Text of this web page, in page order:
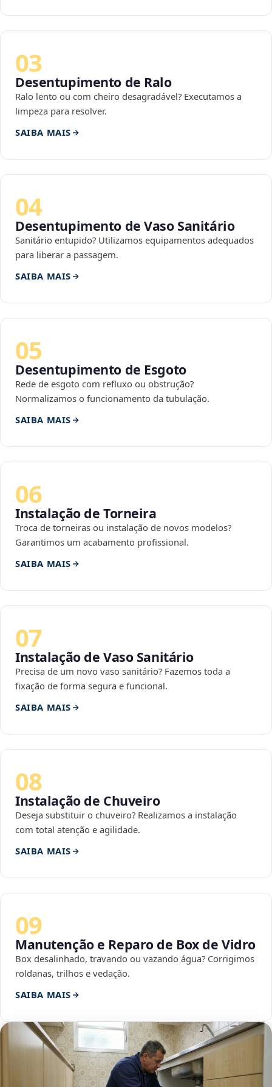
03
Desentupimento de Ralo
Ralo lento ou com cheiro desagradável? Executamos a
limpeza para resolver.
SAIBA MAIS
04
Desentupimento de Vaso Sanitário
Sanitário entupido? Utilizamos equipamentos adequados
para liberar a passagem.
SAIBA MAIS
05
Desentupimento de Esgoto
Rede de esgoto com refluxo ou obstrução?
Normalizamos o funcionamento da tubulação.
SAIBA MAIS
06
Instalação de Torneira
Troca de torneiras ou instalação de novos modelos?
Garantimos um acabamento profissional.
SAIBA MAIS
07
Instalação de Vaso Sanitário
Precisa de um novo vaso sanitário? Fazemos toda a
fixação de forma segura e funcional.
SAIBA MAIS
08
Instalação de Chuveiro
Deseja substituir o chuveiro? Realizamos a instalação
com total atenção e agilidade.
SAIBA MAIS
09
Manutenção e Reparo de Box de Vidro
Box desalinhado, travando ou vazando água? Corrigimos
roldanas, trilhos e vedação.
SAIBA MAIS